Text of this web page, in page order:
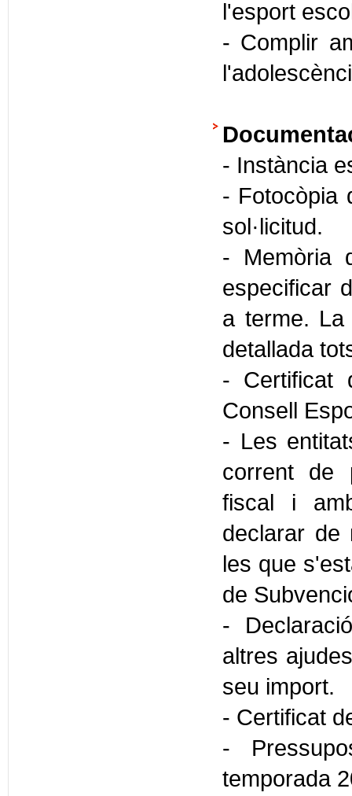
l'esport
- Complir
- Instància
- Fotocòpia
sol·licitud.
- Memòria
especificar
a terme. La
detallada
- Certificat
Consell
- Les
corrent de
fiscal i
declarar de
les que
de
-
altres
seu import.
- Certificat
-
temporada